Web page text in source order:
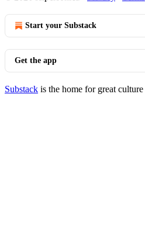
Start your Substack
Get the app
Substack is the home for great culture